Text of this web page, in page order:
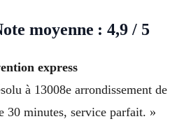
moyenne : 4,9 / 5
express
à 13008e arrondissement de
30 minutes, service parfait. »